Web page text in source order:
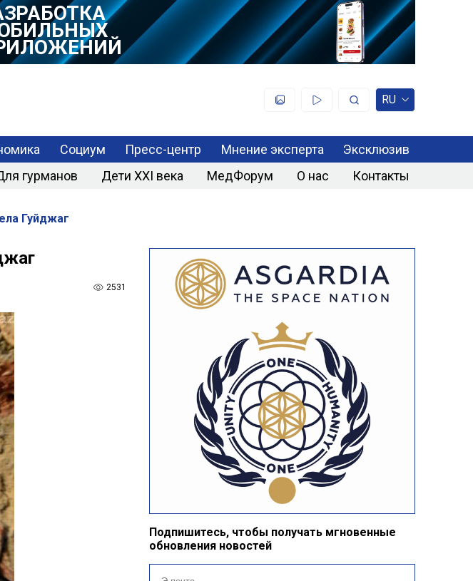
RU
Социум Пресс-центр Мнение эксперта
Эксклюзив
гурманов Дети XXI века МедФорум О нас Контакты
Гуйджаг
2531
Подпишитесь, чтобы получать мгновенные
обновления новостей